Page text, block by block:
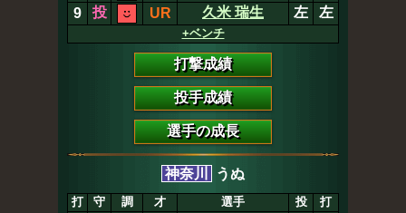
9
投 UR 久米 瑞生 左 左
+ベンチ
打撃成績
投手成績
選手の成長
神奈川 うぬ
打 守 調 才 選手 投 打